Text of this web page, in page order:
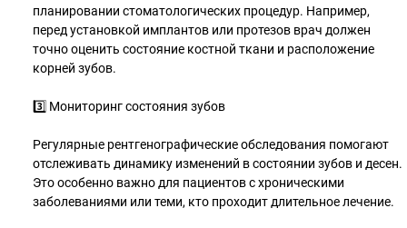
планировании стоматологических процедур. Например,
перед установкой имплантов или протезов врач должен
точно оценить состояние костной ткани и расположение
корней зубов.
3️⃣ Мониторинг состояния зубов
Регулярные рентгенографические обследования помогают
отслеживать динамику изменений в состоянии зубов и десен.
Это особенно важно для пациентов с хроническими
заболеваниями или теми, кто проходит длительное лечение.